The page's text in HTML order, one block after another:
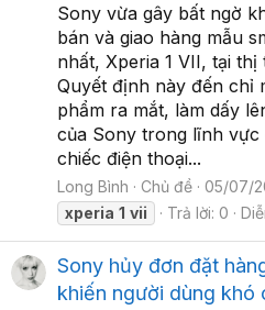
Sony vừa gây bất ngờ
bán và giao hàng mẫu
nhất, Xperia 1 VII, tại
Quyết định này đến chỉ
phẩm ra mắt, làm dấy
của Sony trong lĩnh vực
chiếc điện thoại...
Long Bình Chủ đề 05/07/
xperia 1 vii Trả lời: 0
Sony hủy đơn đặt
khiến người dùng khó